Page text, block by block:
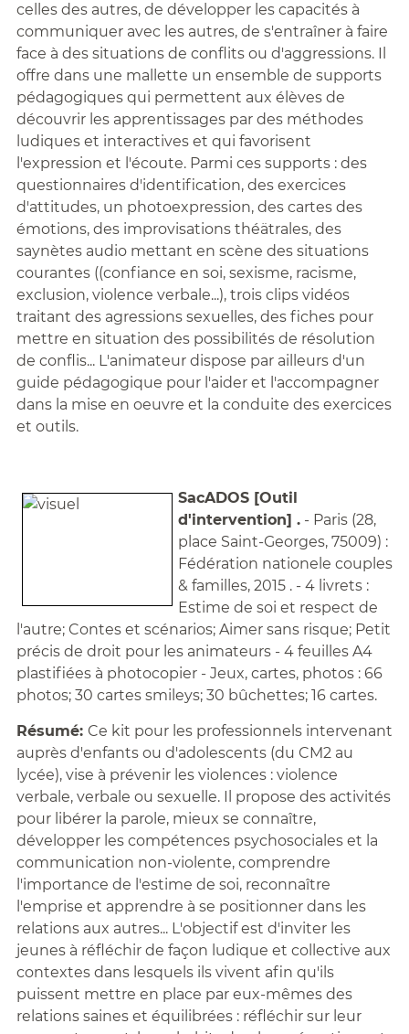
celles des autres, de développer les capacités à
communiquer avec les autres, de s'entraîner à faire
face à des situations de conflits ou d'aggressions. Il
offre dans une mallette un ensemble de supports
pédagogiques qui permettent aux élèves de
découvrir les apprentissages par des méthodes
ludiques et interactives et qui favorisent
l'expression et l'écoute. Parmi ces supports : des
questionnaires d'identification, des exercices
d'attitudes, un photoexpression, des cartes des
émotions, des improvisations théätrales, des
saynètes audio mettant en scène des situations
courantes ((confiance en soi, sexisme, racisme,
exclusion, violence verbale...), trois clips vidéos
traitant des agressions sexuelles, des fiches pour
mettre en situation des possibilités de résolution
de conflis... L'animateur dispose par ailleurs d'un
guide pédagogique pour l'aider et l'accompagner
dans la mise en oeuvre et la conduite des exercices
et outils.
SacADOS [Outil
d'intervention] .- Paris (28,
place Saint-Georges, 75009) :
Fédération nationele couples
& familles, 2015 . - 4 livrets :
Estime de soi et respect de
l'autre; Contes et scénarios; Aimer sans risque; Petit
précis de droit pour les animateurs - 4 feuilles A4
plastifiées à photocopier - Jeux, cartes, photos : 66
photos; 30 cartes smileys; 30 bûchettes; 16 cartes.
Résumé: Ce kit pour les professionnels intervenant
auprès d'enfants ou d'adolescents (du CM2 au
lycée), vise à prévenir les violences : violence
verbale, verbale ou sexuelle. Il propose des activités
pour libérer la parole, mieux se connaître,
développer les compétences psychosociales et la
communication non-violente, comprendre
l'importance de l'estime de soi, reconnaître
l'emprise et apprendre à se positionner dans les
relations aux autres... L'objectif est d'inviter les
jeunes à réfléchir de façon ludique et collective aux
contextes dans lesquels ils vivent afin qu'ils
puissent mettre en place par eux-mêmes des
relations saines et équilibrées : réfléchir sur leur